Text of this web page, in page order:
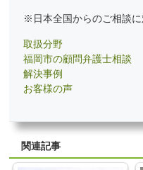
※日本全国からのご相談に
取扱分野
福岡市の顧問弁護士相談
解決事例
お客様の声
関連記事